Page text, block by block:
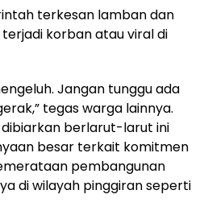
terkesan lamban dan
korban atau viral di
Jangan tunggu ada
tegas warga lainnya.
dibiarkan berlarut-larut ini
besar terkait komitmen
pembangunan
di wilayah pinggiran seperti